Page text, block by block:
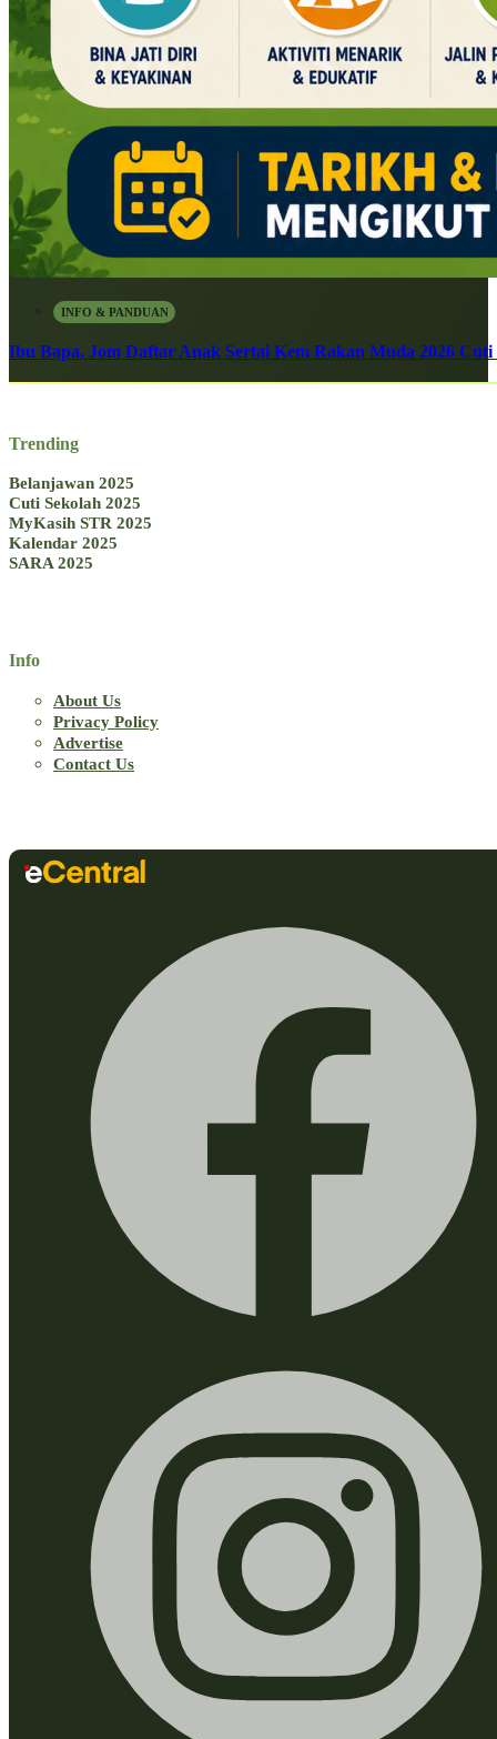
INFO & PANDUAN
Ibu Bapa, Jom Daftar Anak Sertai Kem Rakan Muda 2026
Trending
Belanjawan 2025
Cuti Sekolah 2025
MyKasih STR 2025
Kalendar 2025
SARA 2025
Info
About Us
Privacy Policy
Advertise
Contact Us